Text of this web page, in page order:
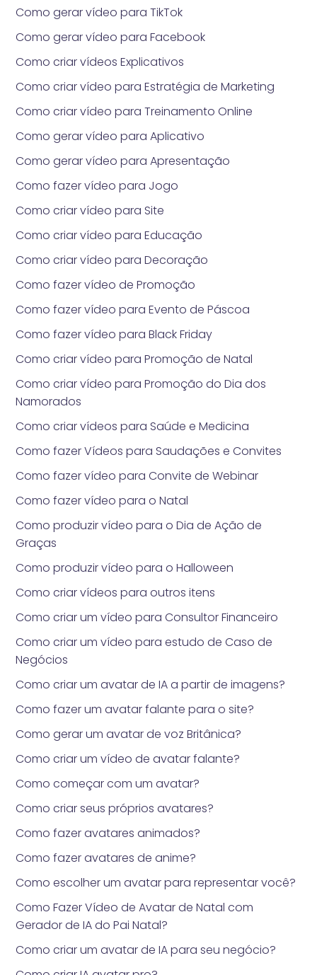
Como gerar vídeo para TikTok
Como gerar vídeo para Facebook
Como criar vídeos Explicativos
Como criar vídeo para Estratégia de Marketing
Como criar vídeo para Treinamento Online
Como gerar vídeo para Aplicativo
Como gerar vídeo para Apresentação
Como fazer vídeo para Jogo
Como criar vídeo para Site
Como criar vídeo para Educação
Como criar vídeo para Decoração
Como fazer vídeo de Promoção
Como fazer vídeo para Evento de Páscoa
Como fazer vídeo para Black Friday
Como criar vídeo para Promoção de Natal
Como criar vídeo para Promoção do Dia dos
Namorados
Como criar vídeos para Saúde e Medicina
Como fazer Vídeos para Saudações e Convites
Como fazer vídeo para Convite de Webinar
Como fazer vídeo para o Natal
Como produzir vídeo para o Dia de Ação de
Graças
Como produzir vídeo para o Halloween
Como criar vídeos para outros itens
Como criar um vídeo para Consultor Financeiro
Como criar um vídeo para estudo de Caso de
Negócios
Como criar um avatar de IA a partir de imagens?
Como fazer um avatar falante para o site?
Como gerar um avatar de voz Britânica?
Como criar um vídeo de avatar falante?
Como começar com um avatar?
Como criar seus próprios avatares?
Como fazer avatares animados?
Como fazer avatares de anime?
Como escolher um avatar para representar você?
Como Fazer Vídeo de Avatar de Natal com
Gerador de IA do Pai Natal?
Como criar um avatar de IA para seu negócio?